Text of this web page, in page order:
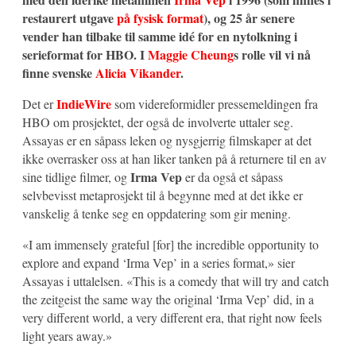
restaurert utgavepå fysisk format), og 25 år senere
vender han tilbake til samme idé for en nytolkning i
serieformat for HBO. IMaggie Cheungs rolle vil vi nå
finne svenskeAlicia Vikander.
Det erIndieWiresom videreformidler pressemeldingen fra
HBO om prosjektet, der også de involverte uttaler seg.
Assayas er en såpass leken og nysgjerrig filmskaper at det
ikke overrasker oss at han liker tanken på å returnere til en av
sine tidlige filmer, ogIrma Veper da også et såpass
selvbevisst metaprosjekt til å begynne med at det ikke er
vanskelig å tenke seg en oppdatering som gir mening.
«I am immensely grateful [for] the incredible opportunity to
explore and expand ‘Irma Vep’ in a series format,» sier
Assayas i uttalelsen. «This is a comedy that will try and catch
the zeitgeist the same way the original ‘Irma Vep’ did, in a
very different world, a very different era, that right now feels
light years away.»